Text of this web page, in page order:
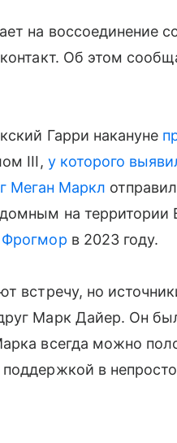
на воссоединение
Об этом
Гарри накануне
III, у которого
Меган Маркл
на территории
Фрогмор в 2023 году.
встречу, но
Марк Дайер. Он
всегда можно
в